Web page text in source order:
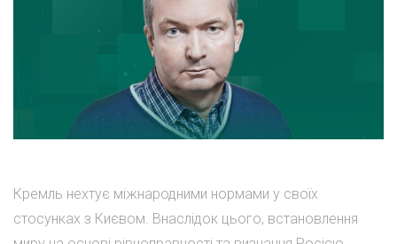
Кремль нехтує міжнародними нормами у своїх
стосунках з Києвом. Внаслідок цього, встановлення